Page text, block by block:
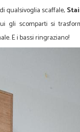
qualsivoglia scaffale,
gli scomparti si
E i bassi ringraziano!